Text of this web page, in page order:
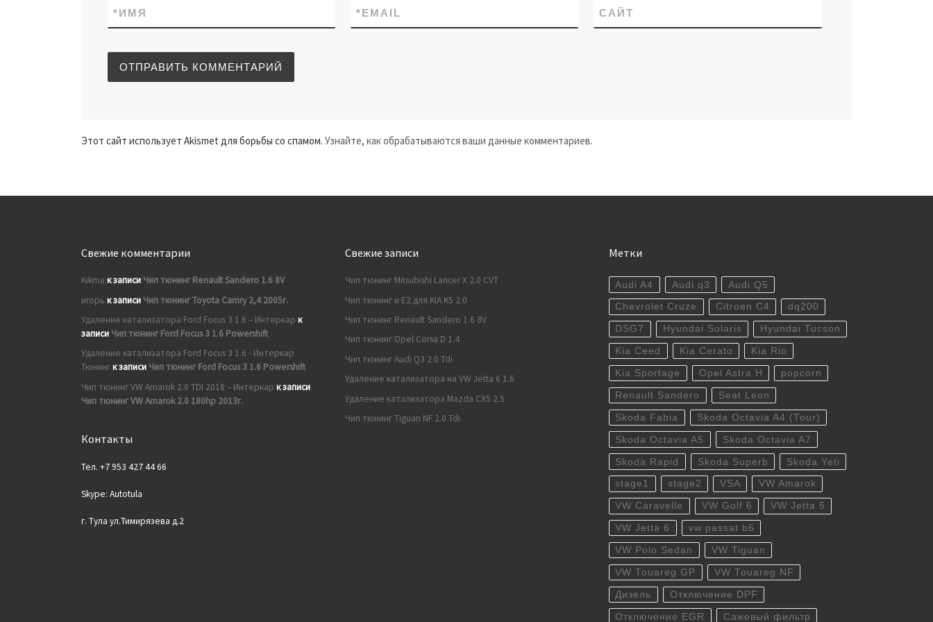
ИМЯ
* EMAIL
* САЙТ
Этот сайт использует Akismet для борьбы со спамом. Узнайте, как обрабатываются ваши данные комментариев.
Свежие комментарии
Kikma к записи Чип тюнинг Renault Sandero 1.6 8V
игорь к записи Чип тюнинг Toyota Camry 2,4 2005г.
Удаление катализатора Ford Focus 3 1.6 – Интеркар к
записи Чип тюнинг Ford Focus 3 1.6 Powershift
Удаление катализатора Ford Focus 3 1.6 - Интеркар
Тюнингк записи Чип тюнинг Ford Focus 3 1.6 Powershift
Чип тюнинг VW Amarok 2.0 TDI 2018 – Интеркар к записи
Чип тюнинг VW Amarok 2.0 180hp 2013г.
Контакты
Тел. +7 953 427 44 66
Skype: Autotula
г. Тула ул.Тимирязева д.2
Свежие записи
Чип тюнинг Mitsubishi Lancer X 2.0 CVT
Чип тюнинг и E2 для KIA K5 2.0
Чип тюнинг Renault Sandero 1.6 8V
Чип тюнинг Opel Corsa D 1.4
Чип тюнинг Audi Q3 2.0 Tdi
Удаление катализатора на VW Jetta 6 1.6
Удаление катализатора Mazda CX5 2.5
Чип тюнинг Tiguan NF 2.0 Tdi
Метки
Audi A4 Audi q3 Audi Q5
Chevrolet Cruze Citroen C4 dq200
DSG7 Hyundai Solaris Hyundai Tucson
Kia Ceed Kia Cerato Kia Rio
Kia Sportage Opel Astra H popcorn
Renault Sandero Seat Leon
Skoda Fabia Skoda Octavia A4 (Tour)
Skoda Octavia A5 Skoda Octavia A7
Skoda Rapid Skoda Superb Skoda Yeti
stage1 stage2 VSA VW Amarok
VW Caravelle VW Golf 6 VW Jetta 5
VW Jetta 6 vw passat b6
VW Polo Sedan VW Tiguan
VW Touareg GP VW Touareg NF
Дизель Отключение DPF
Отключение EGR Сажевый фильтр